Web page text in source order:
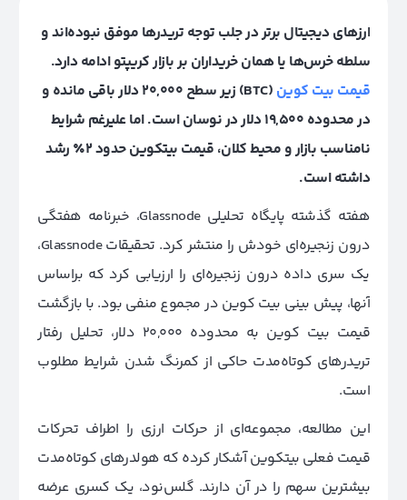
ارزهای دیجیتال برتر در جلب توجه تریدرها موفق نبوده‌اند و
سلطه خرس‌ها یا همان خریداران بر بازار کریپتو ادامه دارد.
قیمت بیت کوین
(BTC) زیر سطح 20,000 دلار باقی مانده و
در محدوده 19,500 دلار در نوسان است. اما علیرغم شرایط
نامناسب بازار و محیط کلان، قیمت بیتکوین حدود 2٪ رشد
داشته است.
هفته گذشته پایگاه تحلیلی Glassnode، خبرنامه هفتگی
درون زنجیره‌ای خودش را منتشر کرد. تحقیقات Glassnode،
یک سری داده‌ درون زنجیره‌ای را ارزیابی کرد که براساس
آنها، پیش بینی بیت کوین در مجموع منفی بود. با بازگشت
قیمت بیت کوین به محدوده 20,000 دلار، تحلیل رفتار
تریدرهای کوتاه‌مدت حاکی از کمرنگ شدن شرایط مطلوب
است.
این مطالعه، مجموعه‌ای از حرکات ارزی را اطراف تحرکات
قیمت فعلی بیتکوین آشکار کرده که هولدرهای کوتاه‌‌مدت
بیشترین سهم را در آن دارند. گلس‌نود، یک کسری عرضه